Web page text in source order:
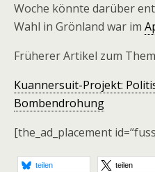
Woche könnte darüber
Wahl in Grönland war im
Früherer Artikel zum
Kuannersuit-Projekt:
Bombendrohung
[the_ad_placement
teilen teilen